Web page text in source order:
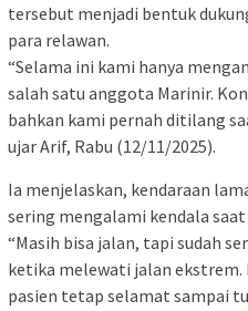
tersebut menjadi bentuk
para relawan.
“Selama ini kami hanya
salah satu anggota Marinir.
bahkan kami pernah ditilang
ujar Arif, Rabu (12/11/2025).
Ia menjelaskan, kendaraan
sering mengalami kendala
“Masih bisa jalan, tapi sudah
ketika melewati jalan ekstrem.
pasien tetap selamat sampai